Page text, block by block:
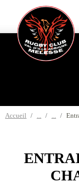
Accueil
Panneau de gestion des